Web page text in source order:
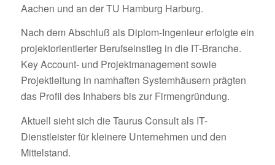
Aachen und an der TU Hamburg Harburg.
Nach dem Abschluß als Diplom-Ingenieur erfolgte ein
projektorientierter Berufseinstieg in die IT-Branche.
Key Account- und Projektmanagement sowie
Projektleitung in namhaften Systemhäusern prägten
das Profil des Inhabers bis zur Firmengründung.
Aktuell sieht sich die Taurus Consult als IT-
Dienstleister für kleinere Unternehmen und den
Mittelstand.